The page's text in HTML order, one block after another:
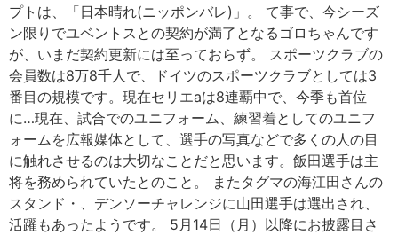
プトは、「日本晴れ(ニッポンバレ)」。 て事で、今シーズ
ン限りでユベントスとの契約が満了となるゴロちゃんです
が、いまだ契約更新には至っておらず。 スポーツクラブの
会員数は8万8千人で、ドイツのスポーツクラブとしては3
番目の規模です。現在セリエaは8連覇中で、今季も首位
に…現在、試合でのユニフォーム、練習着としてのユニフ
ォームを広報媒体として、選手の写真などで多くの人の目
に触れさせるのは大切なことだと思います。飯田選手は主
将を務められていたとのこと。 またタグマの海江田さんの
スタンド・、デンソーチャレンジに山田選手は選出され、
活躍もあったようです。 5月14日（月）以降にお披露目さ